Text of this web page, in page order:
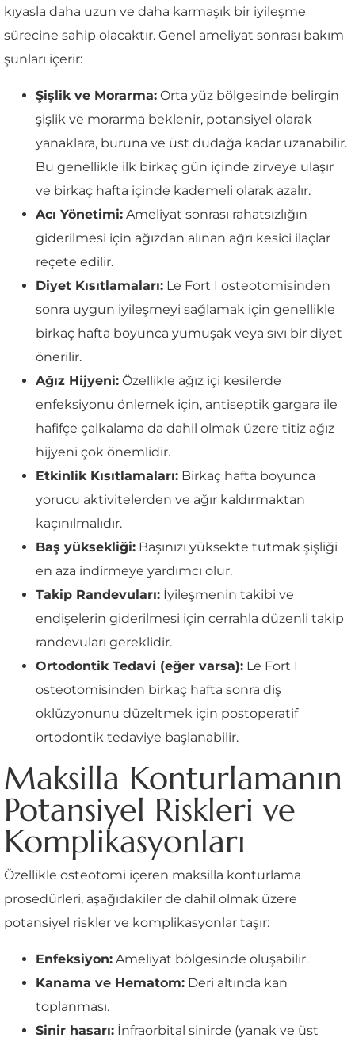
kıyasla daha uzun ve daha karmaşık bir iyileşme
sürecine sahip olacaktır. Genel ameliyat sonrası bakım
şunları içerir:
Şişlik ve Morarma: Orta yüz bölgesinde belirgin
şişlik ve morarma beklenir, potansiyel olarak
yanaklara, buruna ve üst dudağa kadar uzanabilir.
Bu genellikle ilk birkaç gün içinde zirveye ulaşır
ve birkaç hafta içinde kademeli olarak azalır.
Acı Yönetimi: Ameliyat sonrası rahatsızlığın
giderilmesi için ağızdan alınan ağrı kesici ilaçlar
reçete edilir.
Diyet Kısıtlamaları: Le Fort I osteotomisinden
sonra uygun iyileşmeyi sağlamak için genellikle
birkaç hafta boyunca yumuşak veya sıvı bir diyet
önerilir.
Ağız Hijyeni: Özellikle ağız içi kesilerde
enfeksiyonu önlemek için, antiseptik gargara ile
hafifçe çalkalama da dahil olmak üzere titiz ağız
hijyeni çok önemlidir.
Etkinlik Kısıtlamaları: Birkaç hafta boyunca
yorucu aktivitelerden ve ağır kaldırmaktan
kaçınılmalıdır.
Baş yüksekliği: Başınızı yüksekte tutmak şişliği
en aza indirmeye yardımcı olur.
Takip Randevuları: İyileşmenin takibi ve
endişelerin giderilmesi için cerrahla düzenli takip
randevuları gereklidir.
Ortodontik Tedavi (eğer varsa): Le Fort I
osteotomisinden birkaç hafta sonra diş
oklüzyonunu düzeltmek için postoperatif
ortodontik tedaviye başlanabilir.
Maksilla Konturlamanın
Potansiyel Riskleri ve
Komplikasyonları
Özellikle osteotomi içeren maksilla konturlama
prosedürleri, aşağıdakiler de dahil olmak üzere
potansiyel riskler ve komplikasyonlar taşır:
Enfeksiyon: Ameliyat bölgesinde oluşabilir.
Kanama ve Hematom: Deri altında kan
toplanması.
Sinir hasarı: İnfraorbital sinirde (yanak ve üst